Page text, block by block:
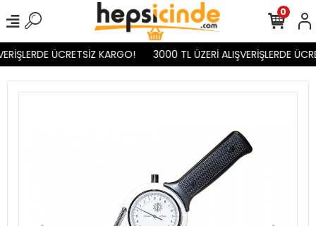
ÜCRETSİZ KARGO! 3000 TL ÜZERİ ALIŞVERİŞLERDE
0